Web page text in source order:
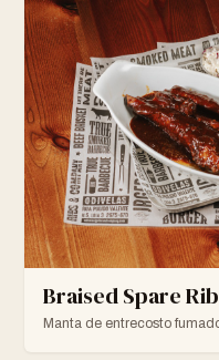
Braised Spare
Manta de entrecosto